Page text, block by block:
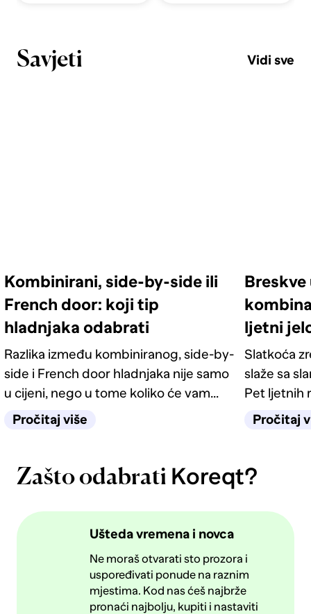
Savjeti Vidi sve
Kombinirani, side-by-side ili
French door: koji tip
hladnjaka odabrati
Razlika između kombiniranog, side-by-
side i French door hladnjaka nije samo
u cijeni, nego u tome koliko će vam
život u kuhinji biti jednostavan
Pročitaj više
ljetni
Slatkoća
slaže sa
Pet ljetnih
kategorije
Pročitaj
Zašto odabrati Koreqt?
Ušteda vremena i novca
Ne moraš otvarati sto prozora i
uspoređivati ponude na raznim
mjestima. Kod nas ćeš najbrže
pronaći najbolju, kupiti i nastaviti